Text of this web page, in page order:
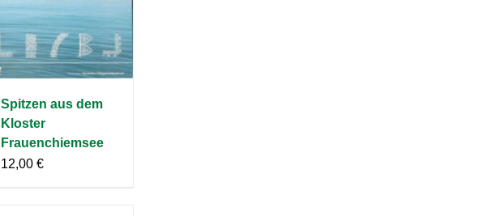
Spitzen aus dem
Kloster
Frauenchiemsee
12,00 €